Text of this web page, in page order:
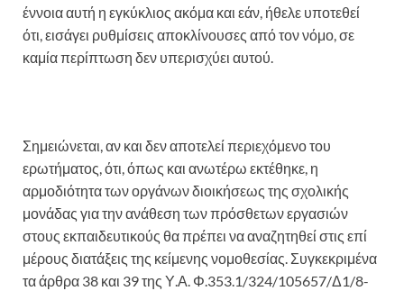
έννοια αυτή η εγκύκλιος ακόμα και εάν, ήθελε υποτεθεί
ότι, εισάγει ρυθμίσεις αποκλίνουσες από τον νόμο, σε
καμία περίπτωση δεν υπερισχύει αυτού.
Σημειώνεται, αν και δεν αποτελεί περιεχόμενο του
ερωτήματος, ότι, όπως και ανωτέρω εκτέθηκε, η
αρμοδιότητα των οργάνων διοικήσεως της σχολικής
μονάδας για την ανάθεση των πρόσθετων εργασιών
στους εκπαιδευτικούς θα πρέπει να αναζητηθεί στις επί
μέρους διατάξεις της κείμενης νομοθεσίας. Συγκεκριμένα
τα άρθρα 38 και 39 της Υ.Α. Φ.353.1/324/105657/Δ1/8-